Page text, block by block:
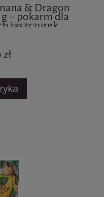
& Dragon
– pokarm dla
jaszczurek